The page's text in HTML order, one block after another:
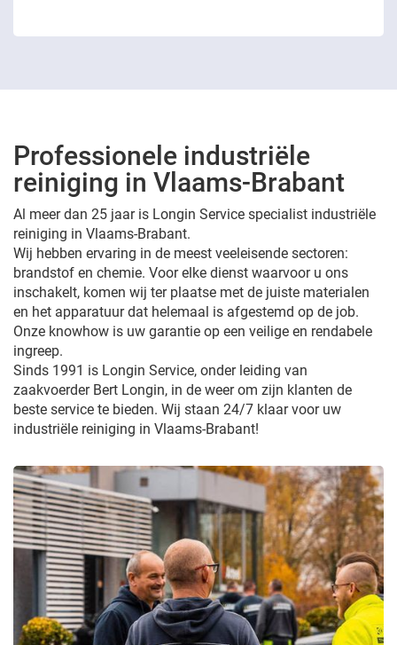
Professionele industriële
reiniging in Vlaams-Brabant
Al meer dan 25 jaar is Longin Service specialist industriële
reiniging in Vlaams-Brabant.
Wij hebben ervaring in de meest veeleisende sectoren:
brandstof en chemie. Voor elke dienst waarvoor u ons
inschakelt, komen wij ter plaatse met de juiste materialen
en het apparatuur dat helemaal is afgestemd op de job.
Onze knowhow is uw garantie op een veilige en rendabele
ingreep.
Sinds 1991 is Longin Service, onder leiding van
zaakvoerder Bert Longin, in de weer om zijn klanten de
beste service te bieden. Wij staan 24/7 klaar voor uw
industriële reiniging in Vlaams-Brabant!